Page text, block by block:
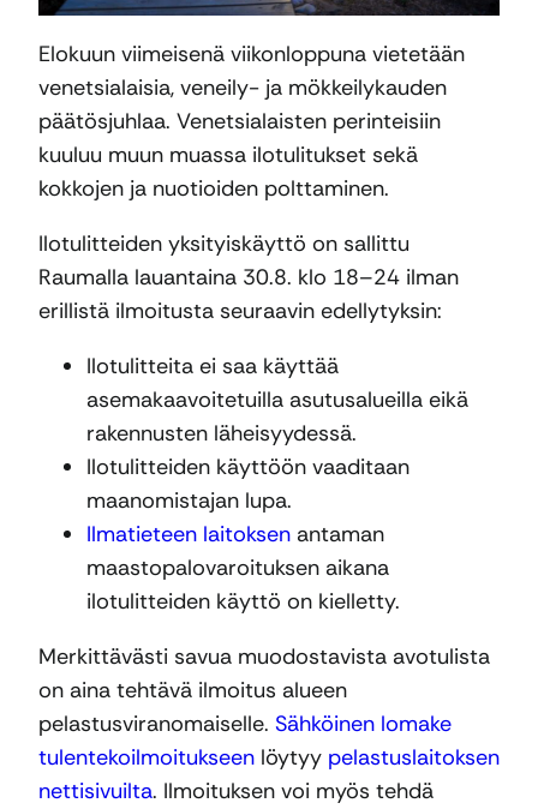
Elokuun viimeisenä viikonloppuna vietetään
venetsialaisia, veneily- ja mökkeilykauden
päätösjuhlaa. Venetsialaisten perinteisiin
kuuluu muun muassa ilotulitukset sekä
kokkojen ja nuotioiden polttaminen.
Ilotulitteiden yksityiskäyttö on sallittu
Raumalla lauantaina 30.8. klo 18–24 ilman
erillistä ilmoitusta seuraavin edellytyksin:
Ilotulitteita ei saa käyttää
asemakaavoitetuilla asutusalueilla eikä
rakennusten läheisyydessä.
Ilotulitteiden käyttöön vaaditaan
maanomistajan lupa.
Ilmatieteen laitoksen antaman
maastopalovaroituksen aikana
ilotulitteiden käyttö on kielletty.
Merkittävästi savua muodostavista avotulista
on aina tehtävä ilmoitus alueen
pelastusviranomaiselle. Sähköinen lomake
tulentekoilmoitukseen löytyy pelastuslaitoksen
nettisivuilta. Ilmoituksen voi myös tehdä